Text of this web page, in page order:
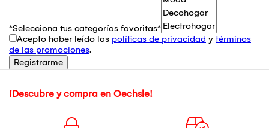
*Selecciona tus categorías favoritas*
Acepto haber leído las políticas de privacidad y términos
de las promociones.
Registrarme
¡Descubre y compra en Oechsle!